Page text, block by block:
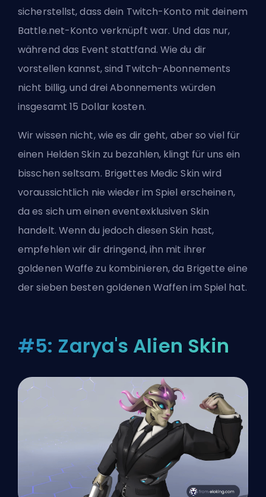
sicherstellst, dass dein Twitch-Konto mit deinem
Battle.net-Konto verknüpft war. Und das nur,
während das Event stattfand. Wie du dir
vorstellen kannst, sind Twitch-Abonnements
nicht billig, und drei Abonnements würden
insgesamt 15 Dollar kosten.
Wir wissen nicht, wie es dir geht, aber so viel für
einen Helden Skin zu bezahlen, klingt für uns ein
bisschen seltsam. Brigettes Medic Skin wird
voraussichtlich nie wieder im Spiel erscheinen,
da es sich um einen eventexklusiven Skin
handelt. Wenn du jedoch diesen Skin hast,
empfehlen wir dir dringend, ihn mit ihrer
goldenen Waffe zu kombinieren, da Brigette eine
dersieben besten goldenen Waffen im Spiel hat.
#5: Zarya's Alien Skin